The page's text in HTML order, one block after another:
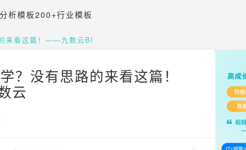
析模板200+行业模板
来看这篇！——九数云BI
？没有思路的来看这篇！
云